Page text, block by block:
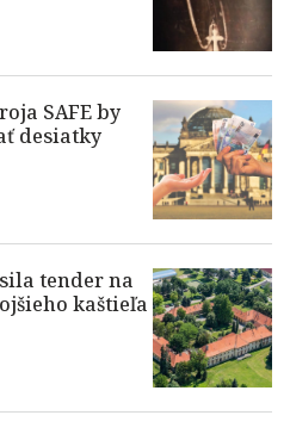
SAFE by
desiatky
tender na
kaštieľa